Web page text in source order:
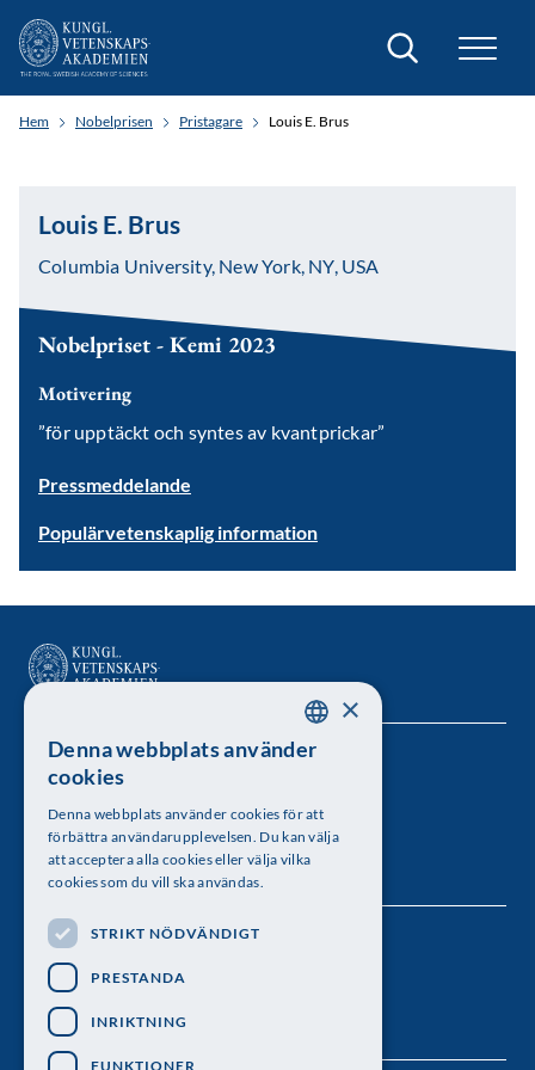
Sök
Hem Nobelprisen Pristagare Louis E. Brus
Louis E. Brus
Columbia University, New York, NY, USA
Nobelpriset - Kemi 2023
Motivering
”för upptäckt och syntes av kvantprickar”
Pressmeddelande
Populärvetenskaplig information
Kungl. Vetenskapsakademien
Besöksadress: Lilla Frescativägen 4A
Telefon: 08-673 95 00
Följ oss
SWEDISH
×
Denna webbplats använder
cookies
Denna webbplats använder cookies för att
förbättra användarupplevelsen. Du kan välja
att acceptera alla cookies eller välja vilka
cookies som du vill ska användas.
STRIKT NÖDVÄNDIGT
PRESTANDA
INRIKTNING
FUNKTIONER